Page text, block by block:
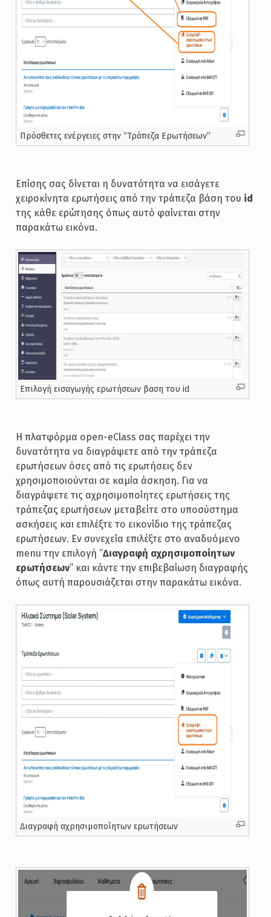
Πρόσθετες ενέργειες στην “Τράπεζα Ερωτήσεων”
Επίσης σας δίνεται η δυνατότητα να εισάγετε
χειροκίνητα ερωτήσεις από την τράπεζα βάση του id
της κάθε ερώτησης όπως αυτό φαίνεται στην
παρακάτω εικόνα.
Επιλογή εισαγωγής ερωτήσεων βαση του id
Η πλατφόρμα open-eClass σας παρέχει την
δυνατότητα να διαγράψετε από την τράπεζα
ερωτήσεων όσες από τις ερωτήσεις δεν
χρησιμοποιούνται σε καμία άσκηση. Για να
διαγράψετε τις αχρησιμοποίητες ερωτήσεις της
τράπεζας ερωτήσεων μεταβείτε στο υποσύστημα
ασκήσεις και επιλέξτε το εικονίδιο της τράπεζας
ερωτήσεων. Εν συνεχεία επιλέξτε στο αναδυόμενο
menu την επιλογή “Διαγραφή αχρησιμοποίητων
ερωτήσεων” και κάντε την επιβεβαίωση διαγραφής
όπως αυτή παρουσιάζεται στην παρακάτω εικόνα.
Διαγραφή αχρησιμοποίητων ερωτήσεων